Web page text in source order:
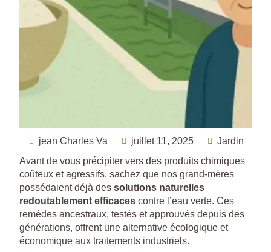
jean Charles Va juillet 11, 2025
Jardin
Avant de vous précipiter vers des produits chimiques
coûteux et agressifs, sachez que nos grand-mères
possédaient déjà des solutions naturelles
redoutablement efficaces contre l’eau verte. Ces
remèdes ancestraux, testés et approuvés depuis des
générations, offrent une alternative écologique et
économique aux traitements industriels.